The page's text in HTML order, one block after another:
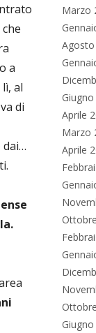
a
al
di
dai…
Marzo
Aprile
Marzo
Aprile